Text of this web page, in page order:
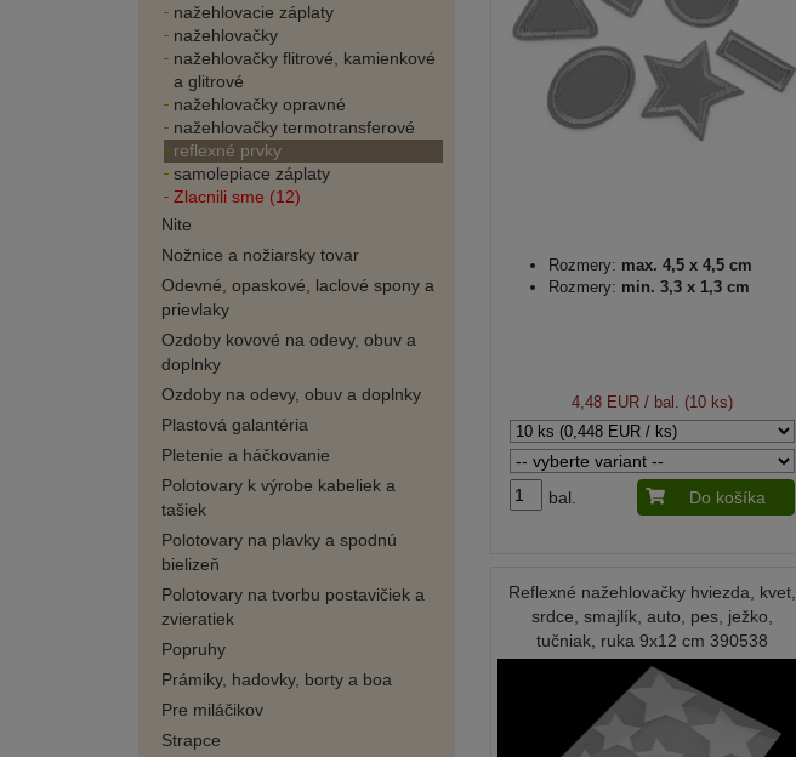
nažehlovacie záplaty
nažehlovačky
nažehlovačky flitrové, kamienkové
a glitrové
nažehlovačky opravné
nažehlovačky termotransferové
reflexné prvky
samolepiace záplaty
Zlacnili sme (12)
Nite
Nožnice a nožiarsky tovar
Odevné, opaskové, laclové spony a
prievlaky
Ozdoby kovové na odevy, obuv a
doplnky
Ozdoby na odevy, obuv a doplnky
Plastová galantéria
Pletenie a háčkovanie
Polotovary k výrobe kabeliek a
tašiek
Polotovary na plavky a spodnú
bielizeň
Polotovary na tvorbu postavičiek a
zvieratiek
Popruhy
Prámiky, hadovky, borty a boa
Pre miláčikov
Strapce
Rozmery: max. 4,5 x 4,5 cm
Rozmery: min. 3,3 x 1,3 cm
4,48 EUR/ bal. (10 ks)
bal. Do košíka
Reflexné nažehlovačky hviezda, kvet,
srdce, smajlík, auto, pes, ježko,
tučniak, ruka 9x12 cm 390538